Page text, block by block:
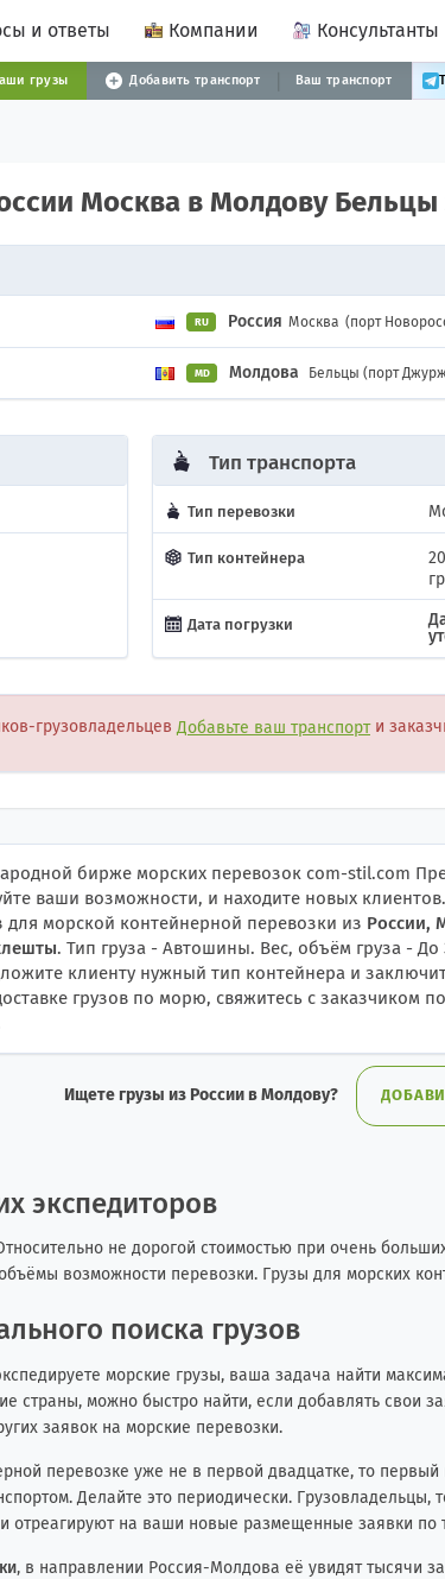
и ответы Компании Консультанты
грузы Добавить транспорт Ваш транспорт
Москва в Молдову
RU Россия Москва (порт
MD Молдова Бельцы (порт
Тип транспорта
Тип перевозки
Тип контейнера
Дата погрузки
грузовладельцевДобавьте ваш транспорти
бирже морских перевозок com-stil.com
ваши возможности, и находите новых
для морской контейнерной перевозки из России,
. Тип груза - Автошины. Вес, объём груза - До
клиенту нужный тип контейнера и
грузов по морю, свяжитесь с заказчиком
Ищете грузы из России в Молдову?
экспедиторов
не дорогой стоимостью при очень
возможности перевозки. Грузы для морских
поиска грузов
морские грузы, ваша задача найти
страны, можно быстро найти, если добавлять свои
заявок на морские перевозки.
перевозке уже не в первой двадцатке, то
Делайте это периодически.
отреагируют на ваши новые размещенные заявки
, в направлении Россия-Молдова её увидят тысячи